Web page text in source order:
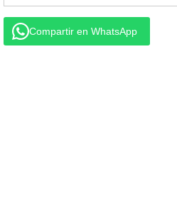
Compartir en WhatsApp